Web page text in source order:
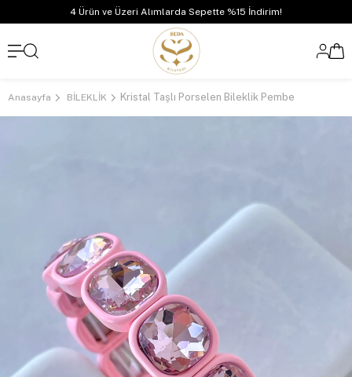
4 Ürün ve Üzeri Alımlarda Sepette %15 İndirim!
Anasayfa BİLEKLİK Kristal Taşlı Porselen Bileklik Pembe